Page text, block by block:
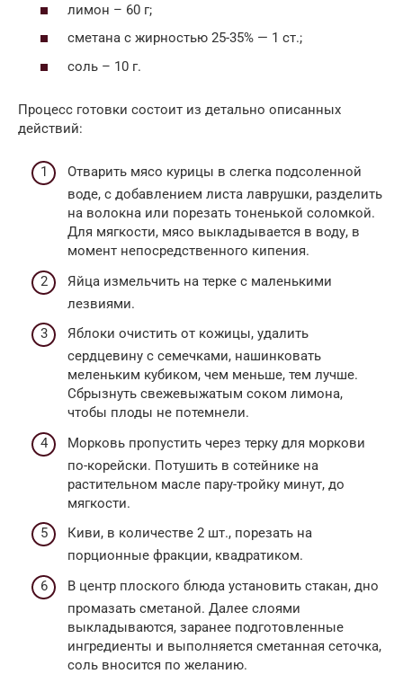
лимон – 60 г;
сметана с жирностью 25-35% — 1 ст.;
соль – 10 г.
Процесс готовки состоит из детально описанных
действий:
Отварить мясо курицы в слегка подсоленной
воде, с добавлением листа лаврушки, разделить
на волокна или порезать тоненькой соломкой.
Для мягкости, мясо выкладывается в воду, в
момент непосредственного кипения.
Яйца измельчить на терке с маленькими
лезвиями.
Яблоки очистить от кожицы, удалить
сердцевину с семечками, нашинковать
меленьким кубиком, чем меньше, тем лучше.
Сбрызнуть свежевыжатым соком лимона,
чтобы плоды не потемнели.
Морковь пропустить через терку для моркови
по-корейски. Потушить в сотейнике на
растительном масле пару-тройку минут, до
мягкости.
Киви, в количестве 2 шт., порезать на
порционные фракции, квадратиком.
В центр плоского блюда установить стакан, дно
промазать сметаной. Далее слоями
выкладываются, заранее подготовленные
ингредиенты и выполняется сметанная сеточка,
соль вносится по желанию.